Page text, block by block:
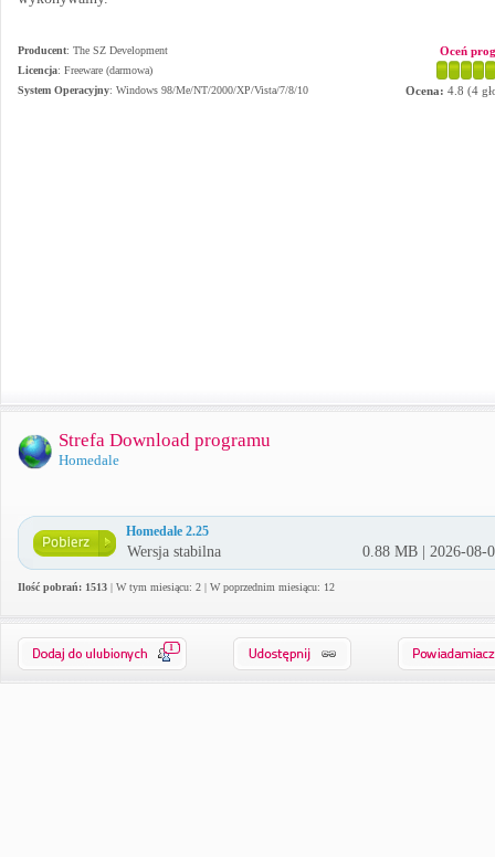
Producent: The SZ Development
Licencja: Freeware (darmowa)
System Operacyjny: Windows 98/Me/NT/2000/XP/Vista/7/8/10
Oceń
Ocena: 4.8 (4
Strefa Download programu
Homedale
Homedale 2.25
Wersja stabilna 0.88 MB | 2026-08-
Ilość pobrań: 1513 | W tym miesiącu: 2 | W poprzednim miesiącu: 12
1